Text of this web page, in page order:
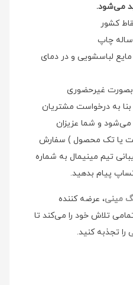
کشور
لباسشویی و در دمای
غیرحضوری
به درخواست مشتریان
و شما عزیزان
یا تک محصول ) سفارش
تیم مینیمال به شماره
مینی، عرضه کننده
تلاش خود را می‌کند تا
تجذبه کنید.